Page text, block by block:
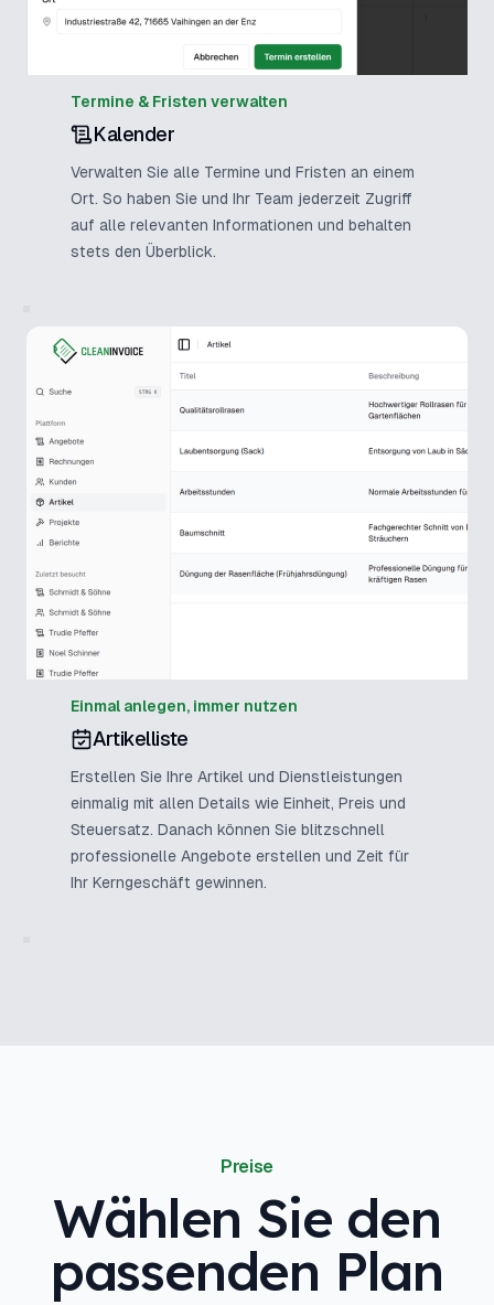
Termine & Fristen verwalten
Kalender
Verwalten Sie alle Termine und Fristen an einem
Ort. So haben Sie und Ihr Team jederzeit Zugriff
auf alle relevanten Informationen und behalten
stets den Überblick.
Einmal anlegen, immer nutzen
Artikelliste
Erstellen Sie Ihre Artikel und Dienstleistungen
einmalig mit allen Details wie Einheit, Preis und
Steuersatz. Danach können Sie blitzschnell
professionelle Angebote erstellen und Zeit für
Ihr Kerngeschäft gewinnen.
Preise
Wählen Sie den
passenden Plan